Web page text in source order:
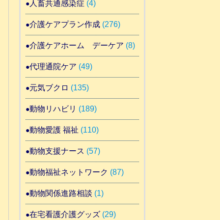
人畜共通感染症 (4)
介護ケアプラン作成(276)
介護ケアホーム デーケア (8)
代理通院ケア (49)
元気ブクロ (135)
動物リハビリ (189)
動物愛護 福祉 (110)
動物支援ナース (57)
動物福祉ネットワーク (87)
動物関係進路相談 (1)
在宅看護介護グッズ(29)